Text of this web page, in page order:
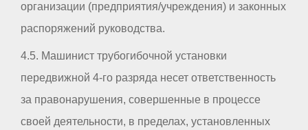
организации (предприятия/учреждения) и законных
распоряжений руководства.
4.5. Машинист трубогибочной установки
передвижной 4-го разряда несет ответственность
за правонарушения, совершенные в процессе
своей деятельности, в пределах, установленных